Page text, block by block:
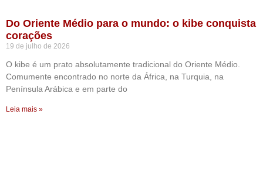
Do Oriente Médio para o mundo: o kibe conquista
corações
19 de julho de 2026
O kibe é um prato absolutamente tradicional do Oriente Médio.
Comumente encontrado no norte da África, na Turquia, na
Península Arábica e em parte do
Leia mais »